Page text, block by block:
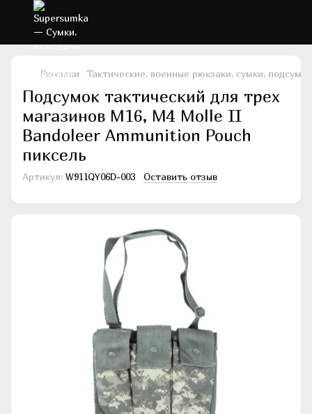
Рюкзаки Тактические, военные рюкзаки, сумки, подсумки
Подсумок тактический для трех
магазинов М16, M4 Molle II
Bandoleer Ammunition Pouch
пиксель
Артикул: W911QY06D-003 Оставить отзыв